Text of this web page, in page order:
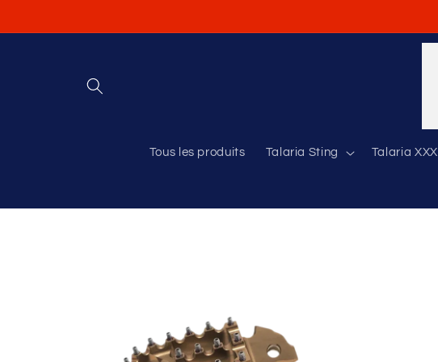
au
Tous les produits Talaria Sting Talaria XXX